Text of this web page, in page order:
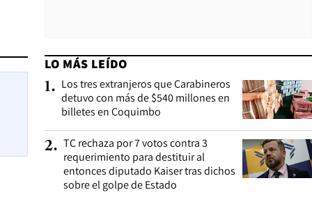
LO MÁS LEÍDO
1. Los tres extranjeros que Carabineros
detuvo con más de $540 millones en
billetes en Coquimbo
2. TC rechaza por 7 votos contra 3
requerimiento para destituir al
entonces diputado Kaiser tras dichos
sobre el golpe de Estado